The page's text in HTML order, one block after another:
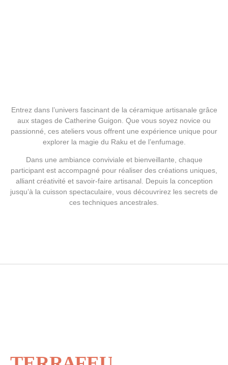
Entrez dans l’univers fascinant de la céramique artisanale grâce
aux stages de Catherine Guigon. Que vous soyez novice ou
passionné, ces ateliers vous offrent une expérience unique pour
explorer la magie du Raku et de l’enfumage.
Dans une ambiance conviviale et bienveillante, chaque
participant est accompagné pour réaliser des créations uniques,
alliant créativité et savoir-faire artisanal. Depuis la conception
jusqu’à la cuisson spectaculaire, vous découvrirez les secrets de
ces techniques ancestrales.